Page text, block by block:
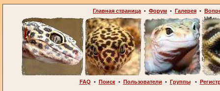
Главная страница • Форум • Галерея •
FAQ • Поиск• Пользователи • Группы•